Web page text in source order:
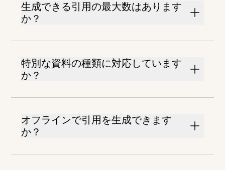
生成できる引用の最大数はあります
か？
特別な資料の種類に対応しています
か？
オフラインで引用を生成できます
か？